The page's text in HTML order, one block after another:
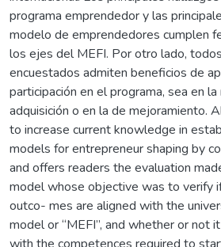
programa emprendedor y las
modelo de emprendedores cumplen
los ejes del MEFI. Por otro lado,
encuestados admiten beneficios de
participación en el programa, sea en
adquisición o en la de mejoramiento.
to increase current knowledge in
models for entrepreneur shaping by
and offers readers the evaluation
model whose objective was to verify
outco- mes are aligned with the
model or “MEFI”, and whether or not